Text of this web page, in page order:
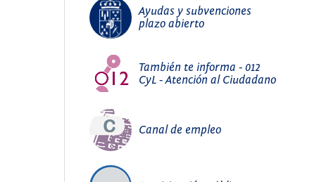
Ayudas y subvenciones
plazo abierto
También te informa - 012
CyL - Atención al Ciudadano
Canal de empleo